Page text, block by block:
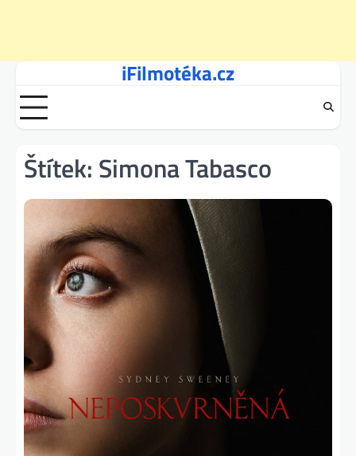
content
iFilmotéka.cz
Štítek: Simona Tabasco